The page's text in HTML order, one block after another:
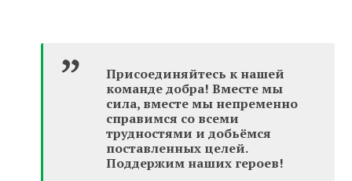
Присоединяйтесь к нашей
команде добра! Вместе мы
сила, вместе мы непременно
справимся со всеми
трудностями и добьёмся
поставленных целей.
Поддержим наших героев!